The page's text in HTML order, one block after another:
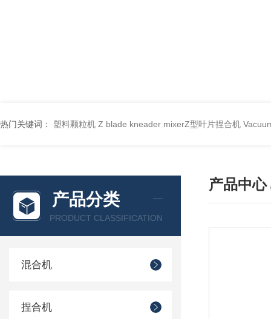
热门关键词： 塑料颗粒机 Z blade kneader mixerZ型叶片捏合机
产品分类
PRODUCT CLASSIFICATION
混合机
捏合机
产品中心